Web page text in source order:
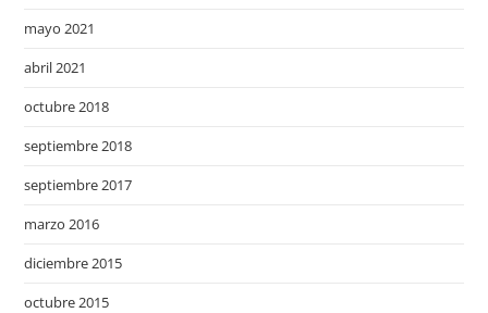
mayo 2021
abril 2021
octubre 2018
septiembre 2018
septiembre 2017
marzo 2016
diciembre 2015
octubre 2015